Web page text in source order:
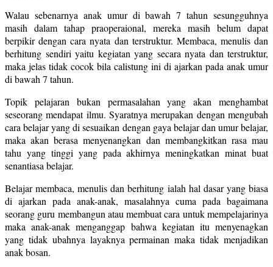
Walau sebenarnya anak umur di bawah 7 tahun sesungguhnya
masih dalam tahap praoperaional, mereka masih belum dapat
berpikir dengan cara nyata dan terstruktur. Membaca, menulis dan
berhitung sendiri yaitu kegiatan yang secara nyata dan terstruktur,
maka jelas tidak cocok bila calistung ini di ajarkan pada anak umur
di bawah 7 tahun.
Topik pelajaran bukan permasalahan yang akan menghambat
seseorang mendapat ilmu. Syaratnya merupakan dengan mengubah
cara belajar yang di sesuaikan dengan gaya belajar dan umur belajar,
maka akan berasa menyenangkan dan membangkitkan rasa mau
tahu yang tinggi yang pada akhirnya meningkatkan minat buat
senantiasa belajar.
Belajar membaca, menulis dan berhitung ialah hal dasar yang biasa
di ajarkan pada anak-anak, masalahnya cuma pada bagaimana
seorang guru membangun atau membuat cara untuk mempelajarinya
maka anak-anak menganggap bahwa kegiatan itu menyenagkan
yang tidak ubahnya layaknya permainan maka tidak menjadikan
anak bosan.